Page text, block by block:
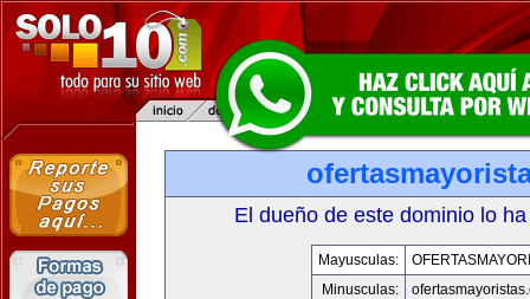
El dueño de este dominio lo
Mayusculas:
Minusculas: